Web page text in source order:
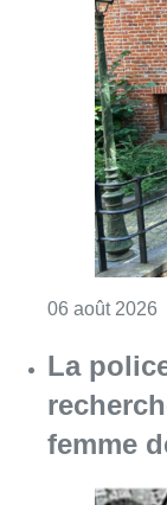
06 août 2026
La
femme